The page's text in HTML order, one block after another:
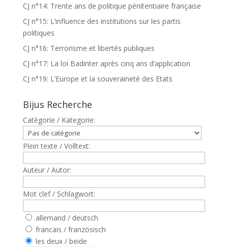
CJ n°14: Trente ans de politique pénitentiaire française
CJ n°15: L’influence des institutions sur les partis
politiques
CJ n°16: Terrorisme et libertés publiques
CJ n°17: La loi Badinter après cinq ans d’application
CJ n°19: L’Europe et la souveraineté des Etats
Bijus Recherche
Catègorie / Kategorie:
Plein texte / Volltext:
Auteur / Autor:
Mot clef / Schlagwort:
allemand / deutsch
francais / französisch
les deux / beide